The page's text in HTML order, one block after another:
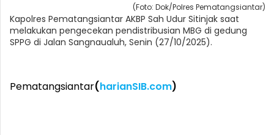
(Foto: Dok/Polres Pematangsiantar)
Kapolres Pematangsiantar AKBP Sah Udur Sitinjak saat
melakukan pengecekan pendistribusian MBG di gedung
SPPG di Jalan Sangnaualuh, Senin (27/10/2025).
Pematangsiantar(harianSIB.com)